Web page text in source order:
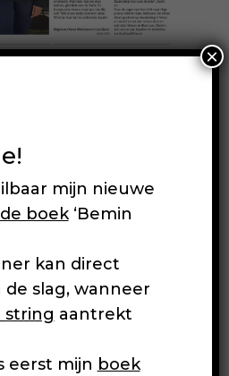
mijn nieuwe
boek‘Bemin
kan direct
de slag, wanneer
string aantrekt
eerst mijn boek
×